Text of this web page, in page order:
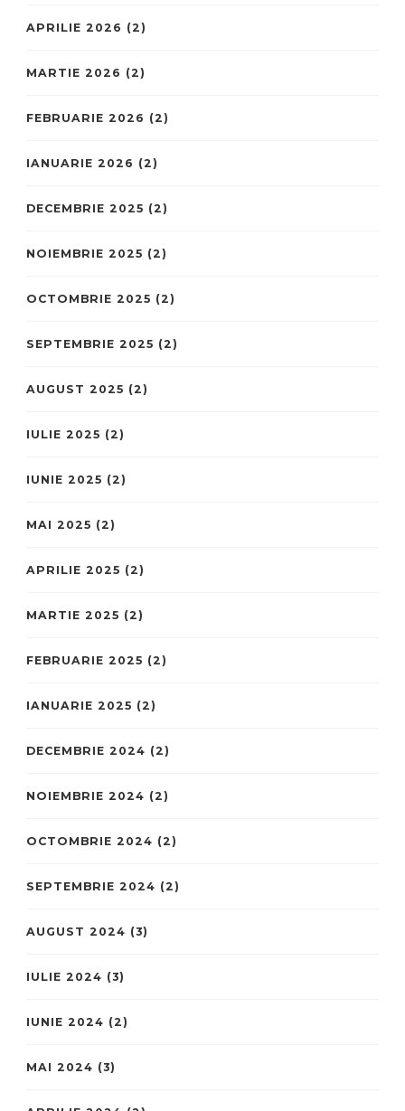
APRILIE 2026 (2)
MARTIE 2026 (2)
FEBRUARIE 2026 (2)
IANUARIE 2026 (2)
DECEMBRIE 2025 (2)
NOIEMBRIE 2025 (2)
OCTOMBRIE 2025 (2)
SEPTEMBRIE 2025 (2)
AUGUST 2025 (2)
IULIE 2025 (2)
IUNIE 2025 (2)
MAI 2025 (2)
APRILIE 2025 (2)
MARTIE 2025 (2)
FEBRUARIE 2025 (2)
IANUARIE 2025 (2)
DECEMBRIE 2024 (2)
NOIEMBRIE 2024 (2)
OCTOMBRIE 2024 (2)
SEPTEMBRIE 2024 (2)
AUGUST 2024 (3)
IULIE 2024 (3)
IUNIE 2024 (2)
MAI 2024 (3)